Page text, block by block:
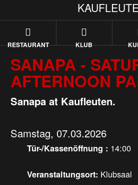
RESTAURANT KLUB
SANAPA -
AFTERNOON
Sanapa at Kaufleuten.
Samstag, 07.03.2026
Tür-/Kassenöffnung : 14:00
Veranstaltungsort: Klubsaal